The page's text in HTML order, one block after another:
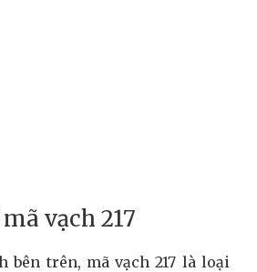
vạch 217
bên trên, mã vạch 217 là loại